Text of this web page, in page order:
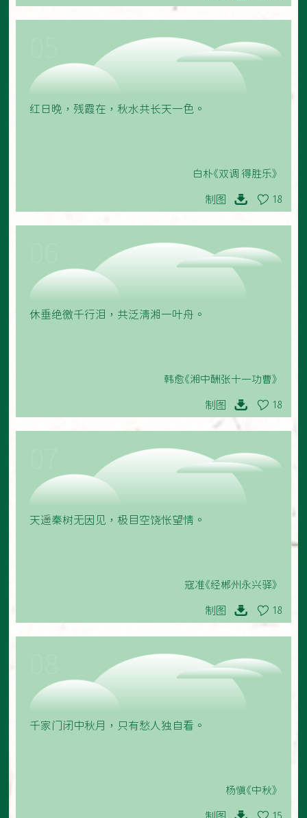
红日晚，残霞在，秋水共长天一色。
白朴《双调 得胜乐》
制图 18
休垂绝徼千行泪，共泛清湘一叶舟。
韩愈《湘中酬张十一功曹》
制图 18
天遥秦树无因见，极目空饶怅望情。
寇准《经郴州永兴驿》
制图 18
千家门闭中秋月，只有愁人独自看。
杨慎《中秋》